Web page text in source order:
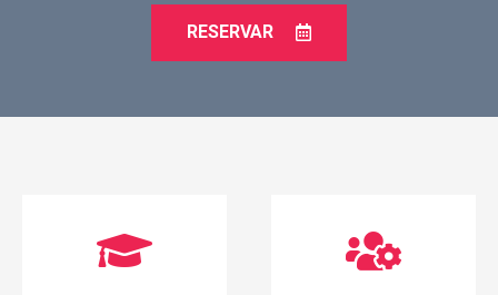
RESERVAR